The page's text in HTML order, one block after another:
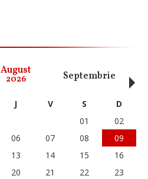
August
2026 Septembrie
J V S
D
01
02
06 07 08
09
13 14 15
16
20 21 22
23